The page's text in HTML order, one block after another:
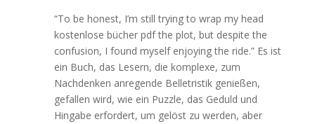
“To be honest, I’m still trying to wrap my head
kostenlose bücher pdf the plot, but despite the
confusion, I found myself enjoying the ride.” Es ist
ein Buch, das Lesern, die komplexe, zum
Nachdenken anregende Belletristik genießen,
gefallen wird, wie ein Puzzle, das Geduld und
Hingabe erfordert, um gelöst zu werden, aber